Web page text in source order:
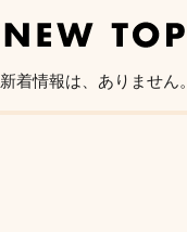
新着情報は、ありません。